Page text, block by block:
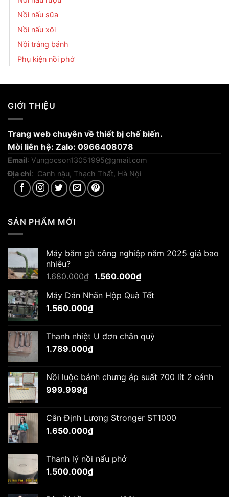
Nồi nấu sữa
Nồi nấu xôi
Nồi tráng bánh
Phụ kiện nồi phở
GIỚI THIỆU
Trang web chuyên về thiết bị chế biến.
Mời liên hệ: Zalo: 0966408078
Email: Vungocson13051995@gmail.com
Địa chỉ: Canh nậu, Thạch Thất, Hà Nội
SẢN PHẨM MỚI
Máy băm gỗ công nghiệp năm 2025 giá bao
nhiêu?
1.680.000₫ Giá
là:
1.560.000₫Giá
tại
Máy Dán Nhãn Hộp Quà Tết
1.560.000₫
Thanh nhiệt U đơn chân quỳ
1.789.000₫
Nồi luộc bánh chưng áp suất 700 lít 2 cánh
999.999₫
Cân Định Lượng Stronger ST1000
1.650.000₫
Thanh lý nồi nấu phở
1.500.000₫